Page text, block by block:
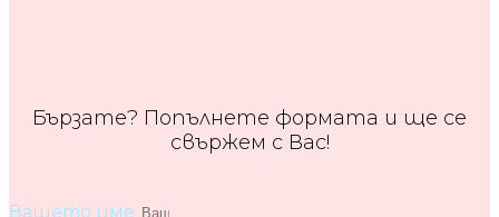
Бързате? Попълнете формата и ще се
свържем с Вас!
Вашето име